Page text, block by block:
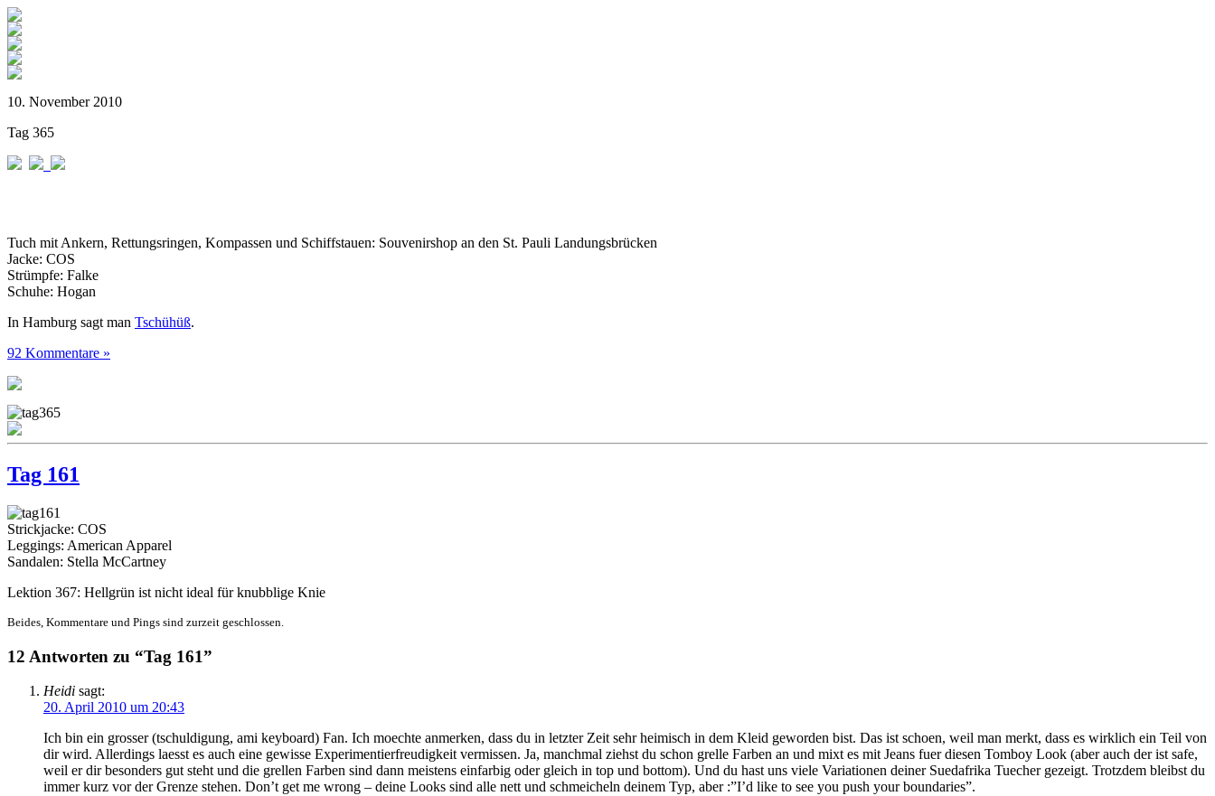
10. November 2010
Tag 365
Tuch mit Ankern, Rettungsringen, Kompassen und Schiffstauen: Souvenirshop an den St. Pauli Landungsbrücken
Jacke: COS
Strümpfe: Falke
Schuhe: Hogan
In Hamburg sagt man Tschühüß.
92 Kommentare »
Tag 161
Strickjacke: COS
Leggings: American Apparel
Sandalen: Stella McCartney
Lektion 367: Hellgrün ist nicht ideal für knubblige Knie
Beides, Kommentare und Pings sind zurzeit geschlossen.
12 Antworten zu “Tag 161”
Heidi sagt:
20. April 2010 um 20:43
Ich bin ein grosser (tschuldigung, ami keyboard) Fan. Ich moechte anmerken, dass du in letzter Zeit sehr heimisch in dem Kleid geworden bist. Das ist schoen, weil man merkt, dass es wirklich ein Teil von
dir wird. Allerdings laesst es auch eine gewisse Experimentierfreudigkeit vermissen. Ja, manchmal ziehst du schon grelle Farben an und mixt es mit Jeans fuer diesen Tomboy Look (aber auch der ist safe,
weil er dir besonders gut steht und die grellen Farben sind dann meistens einfarbig oder gleich in top und bottom). Und du hast uns viele Variationen deiner Suedafrika Tuecher gezeigt. Trotzdem bleibst du
immer kurz vor der Grenze stehen. Don’t get me wrong – deine Looks sind alle nett und schmeicheln deinem Typ, aber :”I’d like to see you push your boundaries”.